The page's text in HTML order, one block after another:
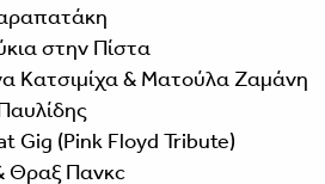
στην Πίστα
Κατσιμίχα & Ματούλα Ζαμάνη
Gig (Pink Floyd Tribute)
Θραξ Πανκc